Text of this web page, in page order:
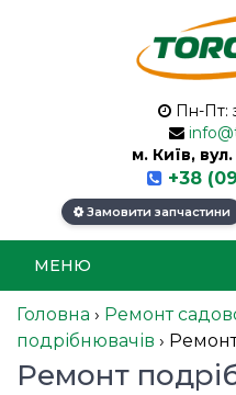
Пн-Пт:
м. Київ,
+38
Замовити запчастини
МЕНЮ
Головна › Ремонт
подрібнювачів ›
Ремонт